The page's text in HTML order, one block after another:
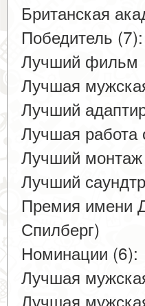
Британская
Победитель (7):
Лучший фильм
Лучшая
Лучший
Лучшая работа
Лучший монтаж
Лучший
Премия имени
Спилберг)
Номинации (6):
Лучшая
Лучшая